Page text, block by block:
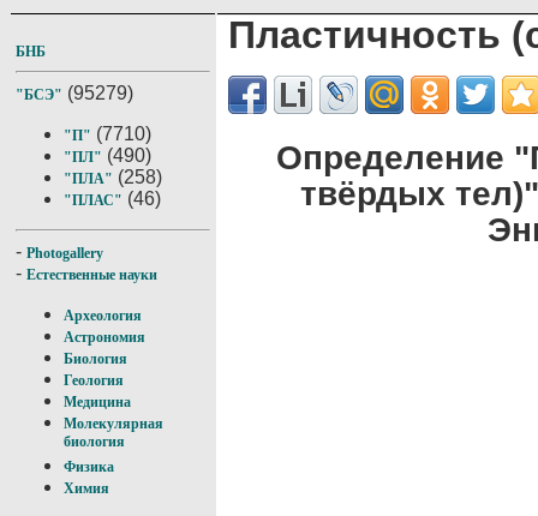
БНБ
"БСЭ" (95279)
"П" (7710)
"ПЛ" (490)
"ПЛА" (258)
"ПЛАС" (46)
- Photogallery
- Естественные науки
Археология
Астрономия
Биология
Геология
Медицина
Молекулярная
биология
Физика
Химия
Пластичность
Определение
твёрдых